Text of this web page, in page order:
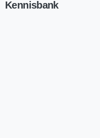
Kennisbank